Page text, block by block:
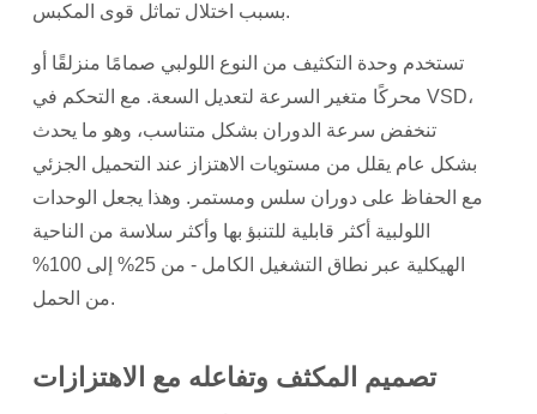
بسبب اختلال تماثل قوى المكبس.
تستخدم وحدة التكثيف من النوع اللولبي صمامًا منزلقًا أو
محركًا متغير السرعة لتعديل السعة. مع التحكم في VSD،
تنخفض سرعة الدوران بشكل متناسب، وهو ما يحدث
بشكل عام يقلل من مستويات الاهتزاز عند التحميل الجزئي
مع الحفاظ على دوران سلس ومستمر. وهذا يجعل الوحدات
اللولبية أكثر قابلية للتنبؤ بها وأكثر سلاسة من الناحية
الهيكلية عبر نطاق التشغيل الكامل - من 25% إلى 100%
من الحمل.
تصميم المكثف وتفاعله مع الاهتزازات